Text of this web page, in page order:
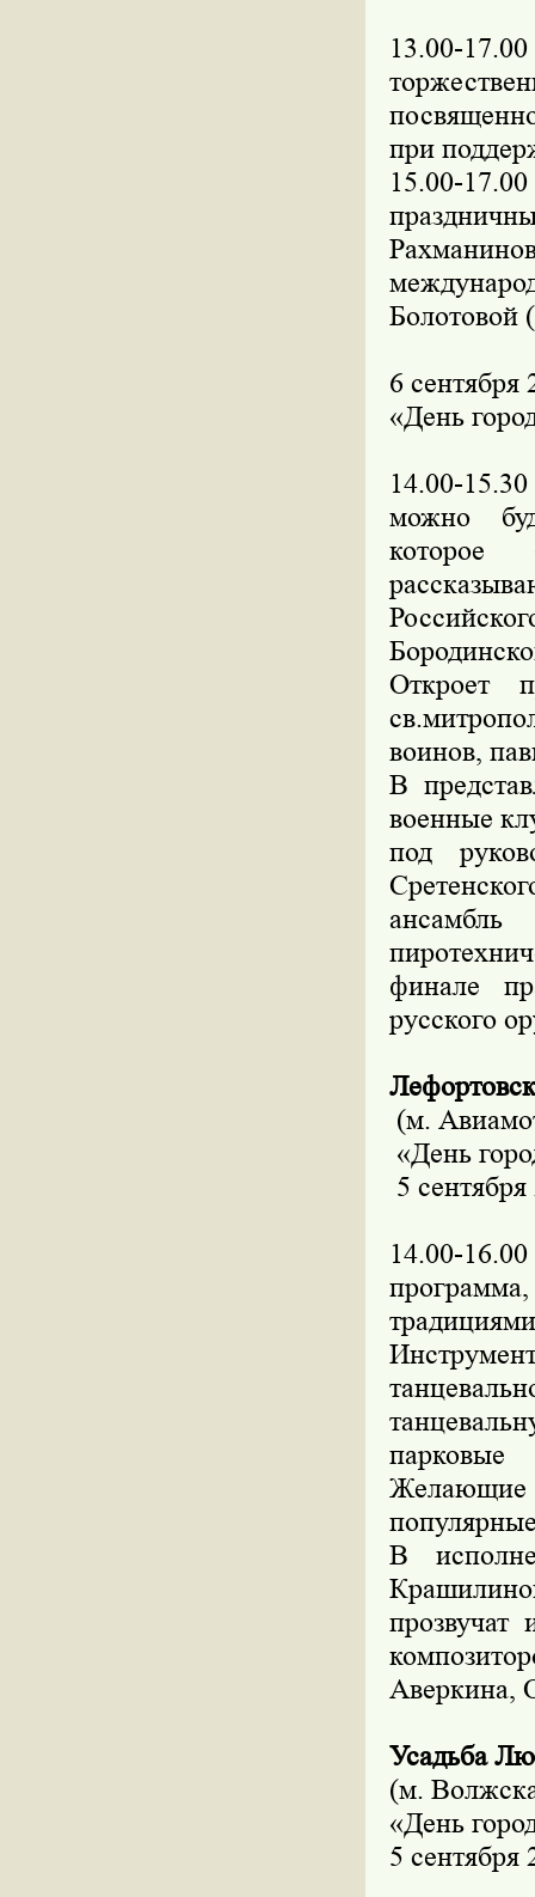
13.00-
при
15.00-
Болотовой
6 сентября
«День
14.00-
можно
которое
Откроет
воинов,
В
военные
под
финале
русского
(м.
«День
5
14.00-
парковые
Желающие
В
Аверкина,
Усадьба
(м.
«День
5 сентября